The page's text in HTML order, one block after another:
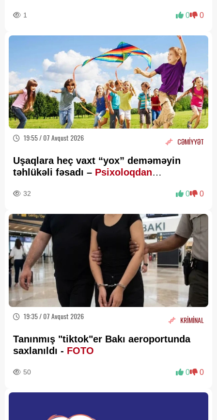
1 0 0
19:55 / 07 Avqust 2026 CƏMİYYƏT
Uşaqlara heç vaxt “yox” deməməyin
təhlükəli fəsadı – Psixoloqdan
32 0 0
19:35 / 07 Avqust 2026 KRİMİNAL
Tanınmış "tiktok"er Bakı aeroportunda
saxlanıldı - FOTO
50 0 0